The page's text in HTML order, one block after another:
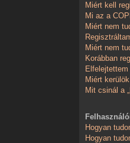
Miért kell
Mi az a
Miért nem
Miért nem
Korábban
Miért
Mit csinál a
Hogyan
Hogyan